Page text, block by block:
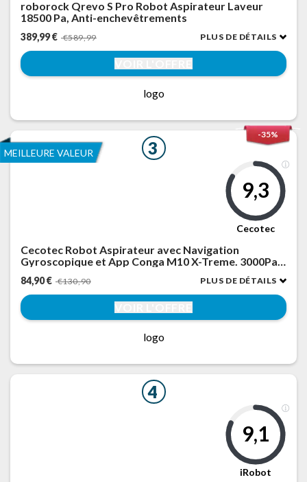
roborock Qrevo S Pro Robot Aspirateur Laveur
18500 Pa, Anti-enchevêtrements
389,99 € €589,99 PLUS DE DÉTAILS
logo
3
MEILLEURE VALEUR
-35%
9,3
Cecotec
Cecotec Robot Aspirateur avec Navigation
Gyroscopique et App Conga M10 X-Treme. 3000Pa,
Autonomie jusqu' 150m2, Capteurs Anti-chute et 2
Brosses Latérales
84,90 € €130,90 PLUS DE DÉTAILS
logo
4
9,1
iRobot